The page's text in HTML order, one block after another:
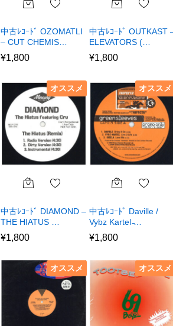
中古ﾚｺｰﾄﾞ OZOMATLI
– CUT CHEMIS…
¥1,800
中古ﾚｺｰﾄﾞ OUTKAST
ELEVATORS (…
¥1,800
オススメ
中古ﾚｺｰﾄﾞ DIAMOND –
THE HIATUS …
¥1,800
オススメ
中古ﾚｺｰﾄﾞ Daville /
Vybz Kartel ̵…
¥1,800
オススメ オススメ